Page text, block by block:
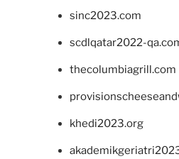
sinc2023.com
scdlqatar2022-
thecolumbiagrill.com
khedi2023.org